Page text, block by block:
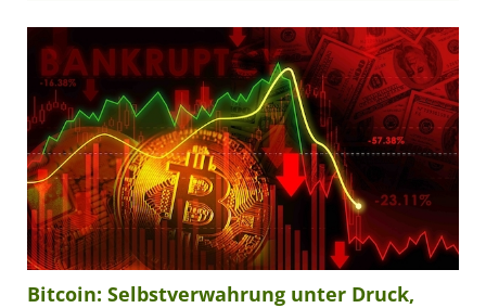
Bitcoin: Selbstverwahrung unter Druck,